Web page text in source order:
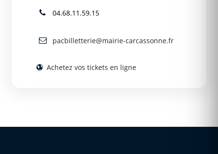
04.68.11.59.15
pacbilletterie@mairie-carcassonne.fr
Achetez vos tickets en ligne